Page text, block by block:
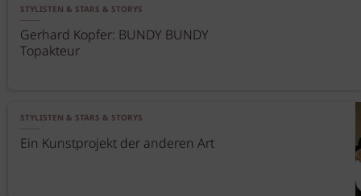
STYLISTEN & STARS & STORYS
Gerhard Kopfer: BUNDY BUNDY
Topakteur
STYLISTEN & STARS & STORYS
Ein Kunstprojekt der anderen Art